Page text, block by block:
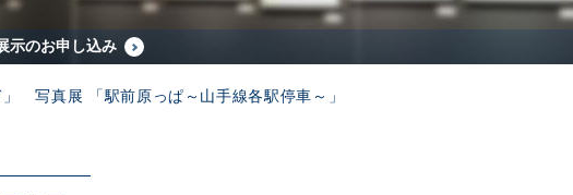
示のお申し込み
写真展 「駅前原っぱ～山手線各駅停車～」